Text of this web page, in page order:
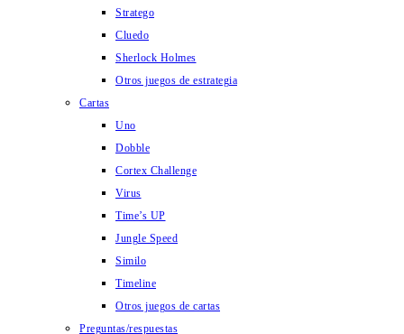
Stratego
Cluedo
Sherlock Holmes
Otros juegos de estrategia
Cartas
Uno
Dobble
Cortex Challenge
Virus
Time’s UP
Jungle Speed
Similo
Timeline
Otros juegos de cartas
Preguntas/respuestas